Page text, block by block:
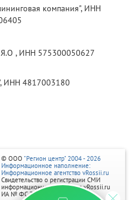
компания", ИНН
Я.О , ИНН 575300050627
ИНН 4817003180
© ООО "Регион центр" 2004 - 2026
Информационное наполнение:
Информационное агентство vRossii.ru
Свидетельство о регистрации СМИ
информационного агентства vRossii.ru
ИА № ФС 77‑35502